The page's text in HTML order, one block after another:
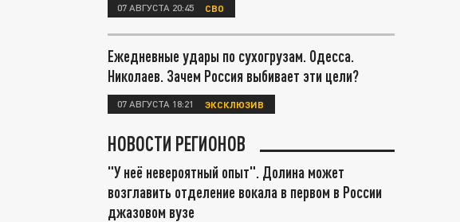
07 АВГУСТА 20:45 СВО
Ежедневные удары по сухогрузам. Одесса.
Николаев. Зачем Россия выбивает эти цели?
07 АВГУСТА 18:21 ЭКСКЛЮЗИВ
НОВОСТИ РЕГИОНОВ
"У неё невероятный опыт". Долина может
возглавить отделение вокала в первом в России
джазовом вузе